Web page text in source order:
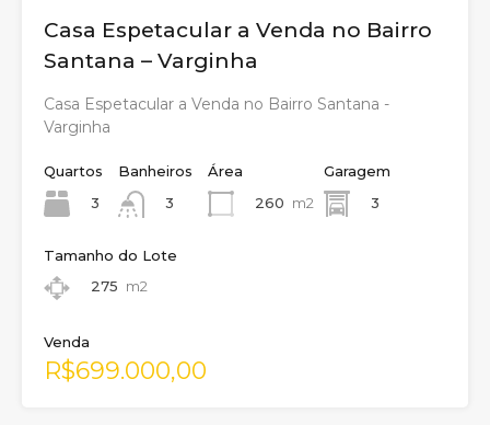
Casa Espetacular a Venda no Bairro
Santana – Varginha
Casa Espetacular a Venda no Bairro Santana -
Varginha
Quartos
3
Banheiros
3
Área
260 m2
Garagem
3
Tamanho do Lote
275 m2
Venda
R$699.000,00